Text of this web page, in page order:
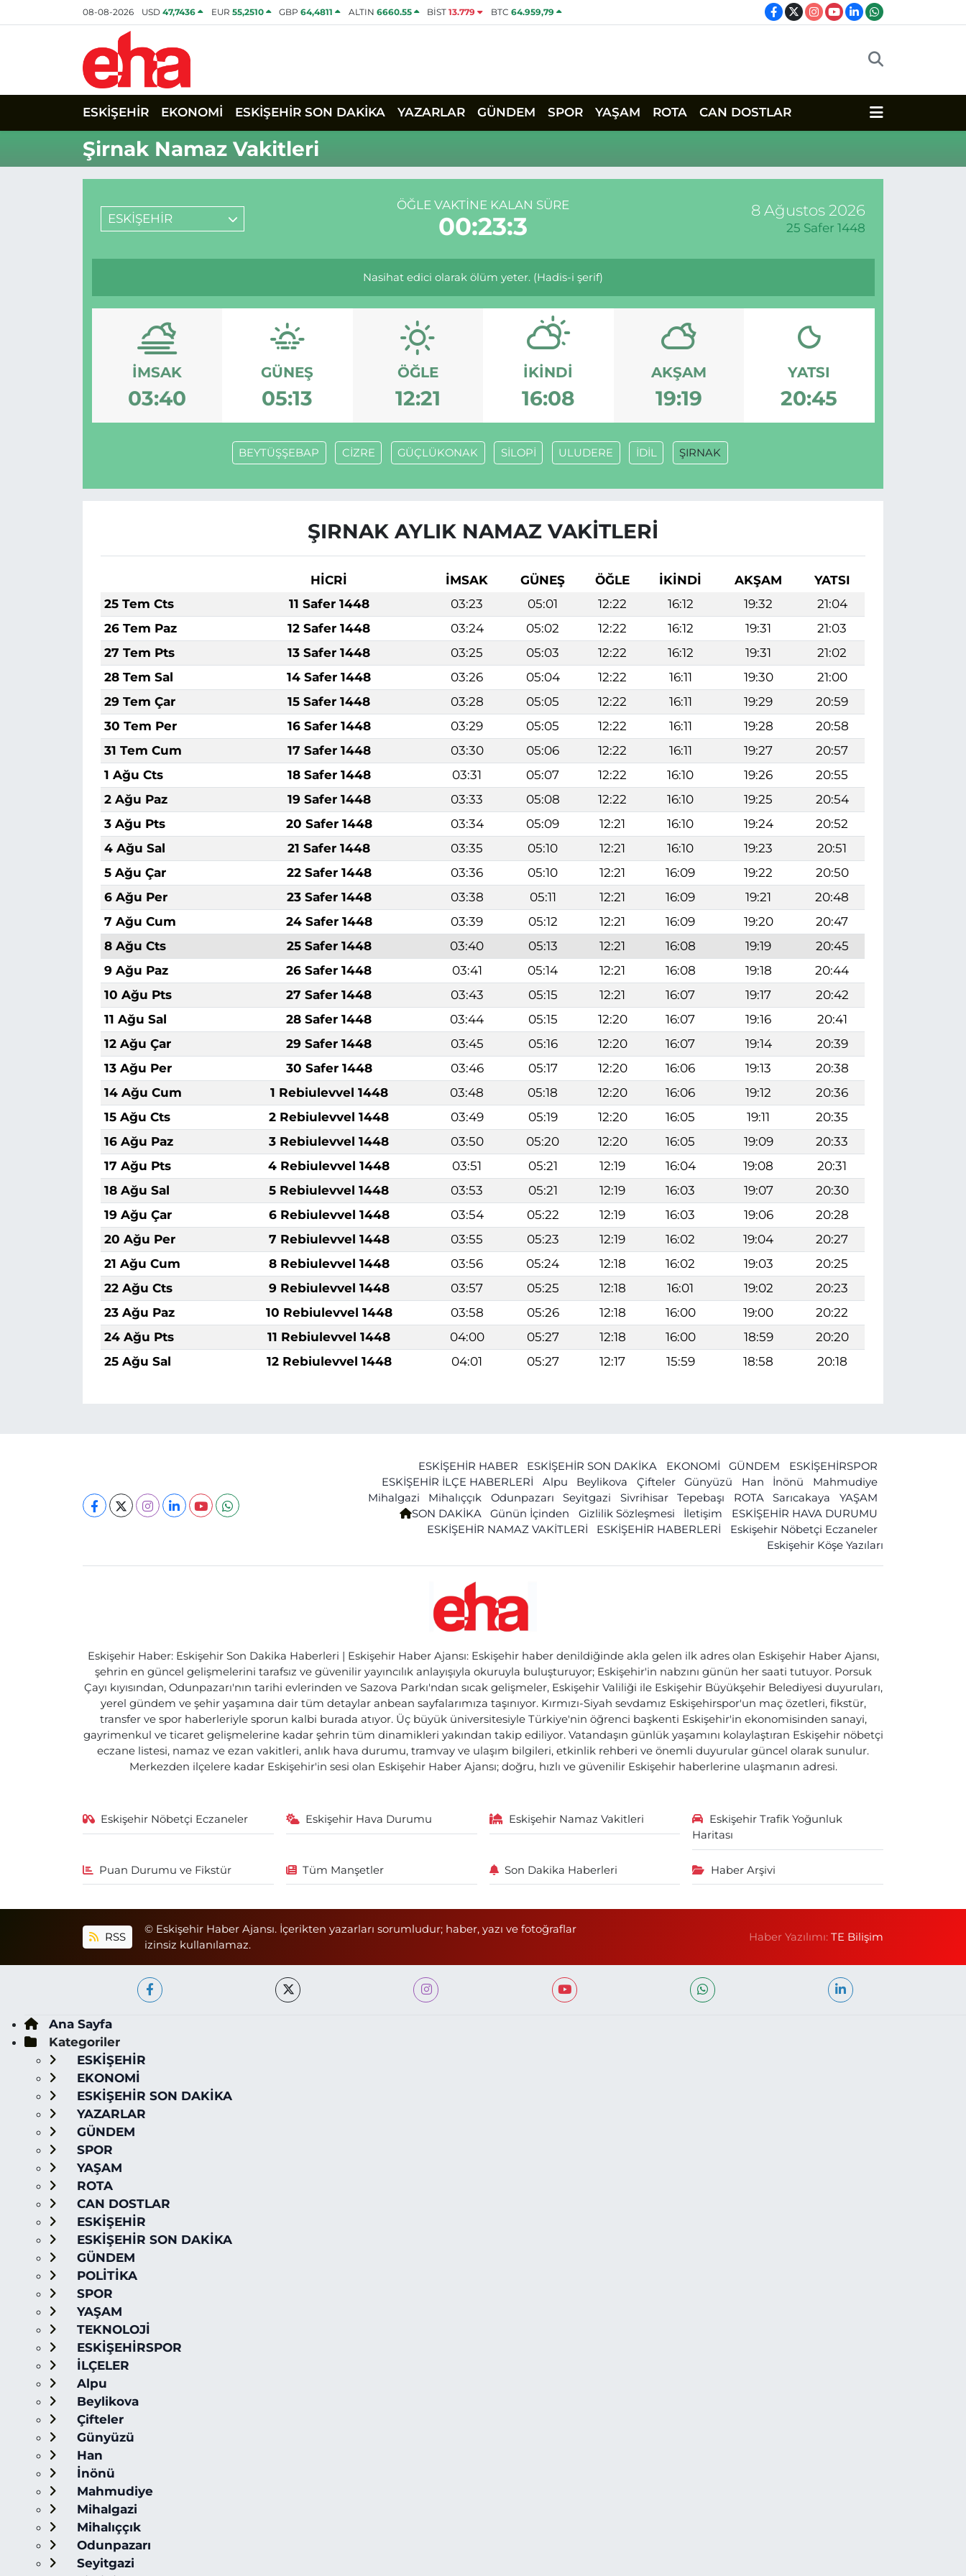
08-08-2026 USD47,7436 EUR 55,2510 GBP64,4811 ALTIN 6660.55 BİST13.779 BTC 64.959,79
ESKİŞEHİR EKONOMİ ESKİŞEHİR SON DAKİKA YAZARLAR GÜNDEM SPOR YAŞAM ROTA CAN DOSTLAR
Şirnak Namaz Vakitleri
ESKİŞEHİR
ÖĞLE VAKTINE KALAN SÜRE
00:23:3
8 Ağustos 2026
25 Safer 1448
Nasihat edici olarak ölüm yeter. (Hadis-i şerif)
İMSAK
03:40
GÜNEŞ
05:13
ÖĞLE
12:21
İKINDI
16:08
AKŞAM
19:19
YATSI
20:45
BEYTÜŞŞEBAP CİZRE GÜÇLÜKONAK SİLOPİ ULUDERE İDİL ŞIRNAK
ŞIRNAK AYLIK NAMAZ VAKITLERI
HİCRİ İMSAK GÜNEŞ ÖĞLE İKINDI AKŞAM
YATSI
25 Tem Cts
11 Safer 1448 03:23 05:01 12:22 16:12 19:32
21:04
26 Tem Paz
12 Safer 1448 03:24 05:02 12:22 16:12 19:31
21:03
27 Tem Pts
13 Safer 1448 03:25 05:03 12:22 16:12 19:31
21:02
28 Tem Sal
14 Safer 1448 03:26 05:04 12:22 16:11 19:30
21:00
29 Tem Çar
15 Safer 1448 03:28 05:05 12:22 16:11 19:29
20:59
30 Tem Per
16 Safer 1448 03:29 05:05 12:22 16:11 19:28
20:58
31 Tem Cum
17 Safer 1448 03:30 05:06 12:22 16:11 19:27
20:57
1 Ağu Cts
18 Safer 1448 03:31 05:07 12:22 16:10 19:26
20:55
2 Ağu Paz
19 Safer 1448 03:33 05:08 12:22 16:10 19:25
20:54
3 Ağu Pts
20 Safer 1448 03:34 05:09 12:21 16:10 19:24
20:52
4 Ağu Sal
21 Safer 1448 03:35 05:10 12:21 16:10 19:23
20:51
5 Ağu Çar
22 Safer 1448 03:36 05:10 12:21 16:09 19:22
20:50
6 Ağu Per
23 Safer 1448 03:38 05:11 12:21 16:09 19:21
20:48
7 Ağu Cum
24 Safer 1448 03:39 05:12 12:21 16:09 19:20
20:47
8 Ağu Cts
25 Safer 1448 03:40 05:13 12:21 16:08 19:19
20:45
9 Ağu Paz
26 Safer 1448 03:41 05:14 12:21 16:08 19:18
20:44
10 Ağu Pts
27 Safer 1448 03:43 05:15 12:21 16:07 19:17
20:42
11 Ağu Sal
28 Safer 1448 03:44 05:15 12:20 16:07 19:16
20:41
12 Ağu Çar
29 Safer 1448 03:45 05:16 12:20 16:07 19:14
20:39
13 Ağu Per
30 Safer 1448 03:46 05:17 12:20 16:06 19:13
20:38
14 Ağu Cum
1 Rebiulevvel 1448 03:48 05:18 12:20 16:06 19:12
20:36
15 Ağu Cts
2 Rebiulevvel 1448 03:49 05:19 12:20 16:05 19:11
20:35
16 Ağu Paz
3 Rebiulevvel 1448 03:50 05:20 12:20 16:05 19:09
20:33
17 Ağu Pts
4 Rebiulevvel 1448 03:51 05:21 12:19 16:04 19:08
20:31
18 Ağu Sal
5 Rebiulevvel 1448 03:53 05:21 12:19 16:03 19:07
20:30
19 Ağu Çar
6 Rebiulevvel 1448 03:54 05:22 12:19 16:03 19:06
20:28
20 Ağu Per
7 Rebiulevvel 1448 03:55 05:23 12:19 16:02 19:04
20:27
21 Ağu Cum
8 Rebiulevvel 1448 03:56 05:24 12:18 16:02 19:03
20:25
22 Ağu Cts
9 Rebiulevvel 1448 03:57 05:25 12:18 16:01 19:02
20:23
23 Ağu Paz
10 Rebiulevvel 1448 03:58 05:26 12:18 16:00 19:00
20:22
24 Ağu Pts
11 Rebiulevvel 1448 04:00 05:27 12:18 16:00 18:59
20:20
25 Ağu Sal
12 Rebiulevvel 1448 04:01 05:27 12:17 15:59 18:58 20:18
ESKİŞEHİR HABER ESKİŞEHİR SON DAKİKA EKONOMİ GÜNDEM
ESKİŞEHİRSPOR
ESKİŞEHİR İLÇE HABERLERİ
Alpu Beylikova Çifteler Günyüzü Han İnönü
Mahmudiye
Mihalgazi
Mihalıççık Odunpazarı Seyitgazi Sivrihisar Tepebaşı ROTA Sarıcakaya
YAŞAM
SON DAKİKA
Günün İçinden Gizlilik Sözleşmesi İletişim
ESKİŞEHİR HAVA DURUMU
ESKİŞEHİR NAMAZ VAKİTLERİ
ESKİŞEHİR HABERLERİ
Eskişehir Nöbetçi Eczaneler
Eskişehir Köşe Yazıları
Eskişehir Haber: Eskişehir Son Dakika Haberleri | Eskişehir Haber Ajansı: Eskişehir haber denildiğinde akla gelen ilk adres olan Eskişehir Haber Ajansı,
şehrin en güncel gelişmelerini tarafsız ve güvenilir yayıncılık anlayışıyla okuruyla buluşturuyor; Eskişehir'in nabzını günün her saati tutuyor. Porsuk
Çayı kıyısından, Odunpazarı'nın tarihi evlerinden ve Sazova Parkı'ndan sıcak gelişmeler, Eskişehir Valiliği ile Eskişehir Büyükşehir Belediyesi duyuruları,
yerel gündem ve şehir yaşamına dair tüm detaylar anbean sayfalarımıza taşınıyor. Kırmızı-Siyah sevdamız Eskişehirspor'un maç özetleri, fikstür,
transfer ve spor haberleriyle sporun kalbi burada atıyor. Üç büyük üniversitesiyle Türkiye'nin öğrenci başkenti Eskişehir'in ekonomisinden sanayi,
gayrimenkul ve ticaret gelişmelerine kadar şehrin tüm dinamikleri yakından takip ediliyor. Vatandaşın günlük yaşamını kolaylaştıran Eskişehir nöbetçi
eczane listesi, namaz ve ezan vakitleri, anlık hava durumu, tramvay ve ulaşım bilgileri, etkinlik rehberi ve önemli duyurular güncel olarak sunulur.
Merkezden ilçelere kadar Eskişehir'in sesi olan Eskişehir Haber Ajansı; doğru, hızlı ve güvenilir Eskişehir haberlerine ulaşmanın adresi.
Eskişehir Nöbetçi Eczaneler Eskişehir Hava Durumu Eskişehir Namaz Vakitleri
Eskişehir Trafik Yoğunluk
Haritası
Puan Durumu ve Fikstür Tüm Manşetler Son Dakika Haberleri Haber Arşivi
RSS
© Eskişehir Haber Ajansı. İçerikten yazarları sorumludur; haber, yazı ve fotoğraflar
izinsiz kullanılamaz.
Haber Yazılımı:TE Bilişim
Ana Sayfa
Kategoriler
ESKİŞEHİR
EKONOMİ
ESKİŞEHİR SON DAKİKA
YAZARLAR
GÜNDEM
SPOR
YAŞAM
ROTA
CAN DOSTLAR
ESKİŞEHİR
ESKİŞEHİR SON DAKİKA
GÜNDEM
POLİTİKA
SPOR
YAŞAM
TEKNOLOJİ
ESKİŞEHİRSPOR
İLÇELER
Alpu
Beylikova
Çifteler
Günyüzü
Han
İnönü
Mahmudiye
Mihalgazi
Mihalıççık
Odunpazarı
Seyitgazi